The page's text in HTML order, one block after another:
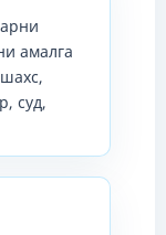
амалга
суд,